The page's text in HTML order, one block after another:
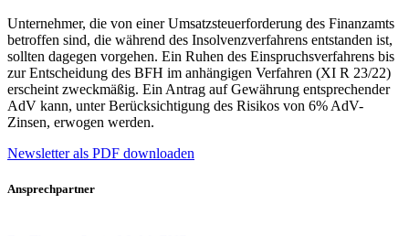
Unternehmer, die von einer Umsatzsteuerforderung des Finanzamts
betroffen sind, die während des Insolvenzverfahrens entstanden ist,
sollten dagegen vorgehen. Ein Ruhen des Einspruchsverfahrens bis
zur Entscheidung des BFH im anhängigen Verfahren (XI R 23/22)
erscheint zweckmäßig. Ein Antrag auf Gewährung entsprechender
AdV kann, unter Berücksichtigung des Risikos von 6% AdV-
Zinsen, erwogen werden.
Newsletter als PDF downloaden
Ansprechpartner